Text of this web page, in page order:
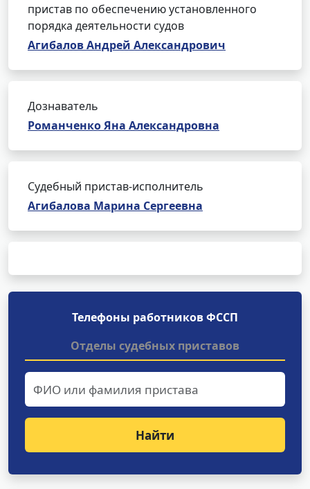
пристав по обеспечению установленного
порядка деятельности судов
Агибалов Андрей Александрович
Дознаватель
Романченко Яна Александровна
Судебный пристав-исполнитель
Агибалова Марина Сергеевна
Телефоны работников ФССП
Отделы судебных приставов
Найти